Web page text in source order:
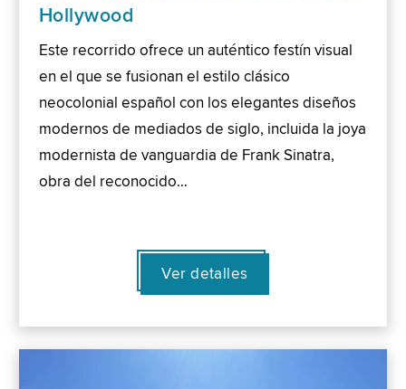
Hollywood
Este recorrido ofrece un auténtico festín visual
en el que se fusionan el estilo clásico
neocolonial español con los elegantes diseños
modernos de mediados de siglo, incluida la joya
modernista de vanguardia de Frank Sinatra,
obra del reconocido…
Ver detalles